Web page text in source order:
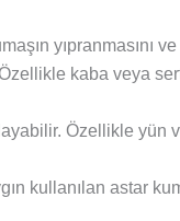
yıpranmasını
kaba veya
Özellikle
kullanılan astar